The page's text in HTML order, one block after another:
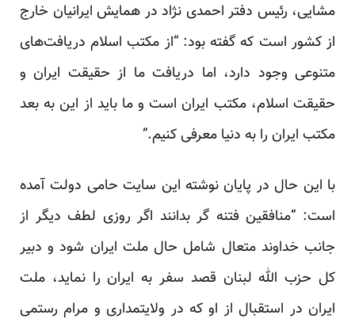
مشایی، رئیس دفتر احمدی نژاد در همایش ایرانیان خارج
از کشور است که گفته بود: “از مکتب اسلام دریافت‌های
متنوعی وجود دارد، اما دریافت ما از حقیقت ایران و
حقیقت اسلام، مکتب ایران است و ما باید از این به بعد
مکتب ایران را به دنیا معرفی کنیم.”
با این حال در پایان نوشته این سایت حامی دولت آمده
است: “منافقین فتنه گر بدانند اگر روزی لطف دیگر از
جانب خداوند متعال شامل حال ملت ایران شود و دبیر
کل حزب الله لبنان قصد سفر به ایران را نماید، ملت
ایران در استقبال از او که در ولایتمداری و مرام رستمی